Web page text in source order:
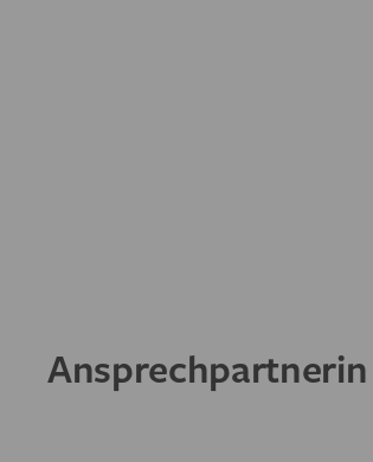
Ansprechpartnerin